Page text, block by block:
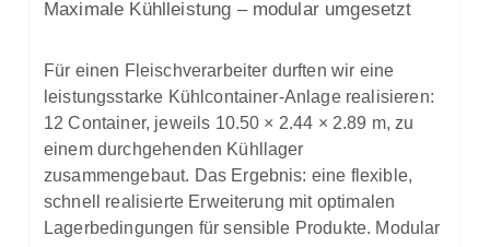
Maximale Kühlleistung – modular umgesetzt
Für einen Fleischverarbeiter durften wir eine
leistungsstarke Kühlcontainer-Anlage realisieren:
12 Container, jeweils 10.50 × 2.44 × 2.89 m, zu
einem durchgehenden Kühllager
zusammengebaut. Das Ergebnis: eine flexible,
schnell realisierte Erweiterung mit optimalen
Lagerbedingungen für sensible Produkte. Modular